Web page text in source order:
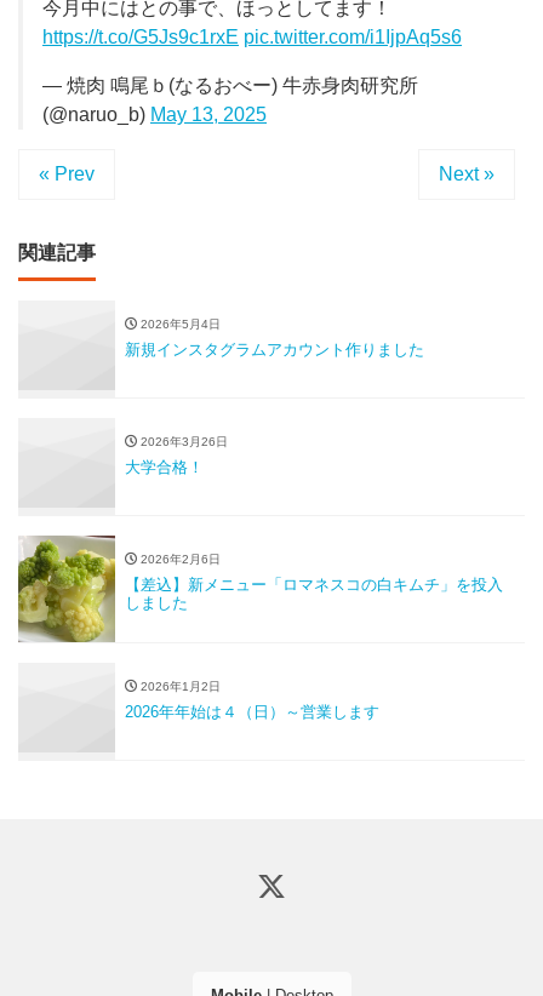
今月中にはとの事で、ほっとしてます！
https://t.co/G5Js9c1rxE pic.twitter.com/i1IjpAq5s6
— 焼肉 鳴尾ｂ(なるおべー) 牛赤身肉研究所
(@naruo_b) May 13, 2025
« Prev Next »
関連記事
2026年5月4日
新規インスタグラムアカウント作りました
2026年3月26日
大学合格！
2026年2月6日
【差込】新メニュー「ロマネスコの白キムチ」を投入
しました
2026年1月2日
2026年年始は４（日）～営業します